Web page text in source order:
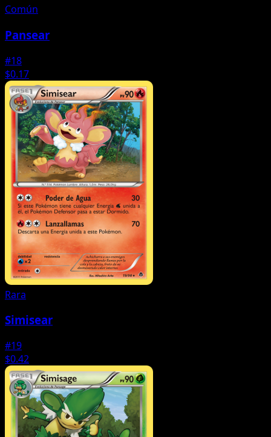
Común
Pansear
#18
$0.17
Rara
Simisear
#19
$0.42